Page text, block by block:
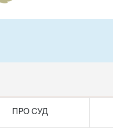
ПРО СУД